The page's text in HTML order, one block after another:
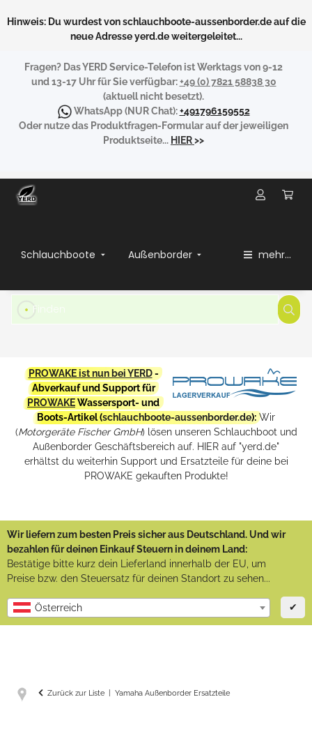
Hinweis: Du wurdest von schlauchboote-aussenborder.de auf die
neue Adresse yerd.de weitergeleitet...
Fragen? Das YERD Service-Telefon ist Werktags von 9-12
und 13-17 Uhr für Sie verfügbar:+49 (0) 7821 58838 30
(aktuell nicht besetzt).
WhatsApp(NUR Chat):+491796159552
Oder nutze das Produktfragen-Formular auf der jeweiligen
Produktseite... HIER>>
Schlauchboote Außenborder mehr...
PROWAKE ist nun bei YERD-
Abverkauf und Support für
PROWAKEWassersport- und
Boots-Artikel (schlauchboote-aussenborder.de): Wir
(Motorgeräte Fischer GmbH) lösen unseren Schlauchboot und
Außenborder Geschäftsbereich auf. HIER auf "yerd.de"
erhältst du weiterhin Support und Ersatzteile für deine bei
PROWAKE gekauften Produkte!
Wir liefern zum besten Preis sicher aus Deutschland. Und wir
bezahlen für deinen Einkauf Steuern in deinem Land:
Bestätige bitte kurz dein Lieferland innerhalb der EU, um
Preise bzw. den Steuersatz für deinen Standort zu sehen...
Österreich ✔
Zurück zur Liste Yamaha Außenborder Ersatzteile